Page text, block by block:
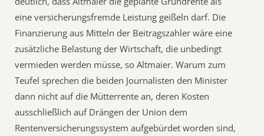
eine versicherungsfremde Leistung geißeln darf. Die
Finanzierung aus Mitteln der Beitragszahler wäre eine
zusätzliche Belastung der Wirtschaft, die unbedingt
vermieden werden müsse, so Altmaier. Warum zum
Teufel sprechen die beiden Journalisten den Minister
dann nicht auf die Mütterrente an, deren Kosten
ausschließlich auf Drängen der Union dem
Rentenversicherungssystem aufgebürdet worden sind,